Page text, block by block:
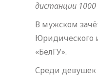
дистанции
В мужском
Юридического
«БелГУ».
Среди девушек